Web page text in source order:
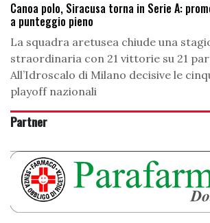
Canoa polo, Siracusa torna in Serie A:
a punteggio pieno
La squadra aretusea chiude una
straordinaria con 21 vittorie su 21
All’Idroscalo di Milano decisive le
playoff nazionali
Partner